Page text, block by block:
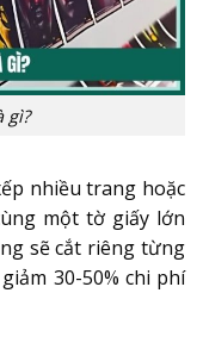
gì?
nhiều trang hoặc
một tờ giấy lớn
sẽ cắt riêng từng
30-50% chi phí